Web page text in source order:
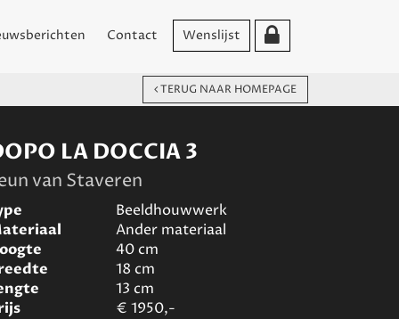
Contact Wenslijst
TERUG NAAR HOMEPAGE
LA DOCCIA 3
van Staveren
Beeldhouwwerk
Ander materiaal
40cm
18 cm
13 cm
€ 1950,-